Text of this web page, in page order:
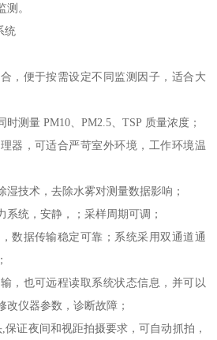
。
统
，便于按需设定不同监测因子，适合大
测量 PM10、PM2.5、TSP 质量浓度；
器，可适合严苛室外环境，工作环境温
湿技术，去除水雾对测量数据影响；
系统，安静，；采样周期可调；
数据传输稳定可靠；系统采用双通道通
，也可远程读取系统状态信息，并可以
改仪器参数，诊断故障；
证夜间和视距拍摄要求，可自动抓拍，